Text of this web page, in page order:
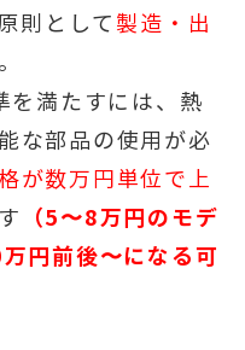
則として 製造・出
。
を満たすには、熱
な部品の使用が必
が数万円単位で上
（5〜8万円のモデ
円前後〜になる可